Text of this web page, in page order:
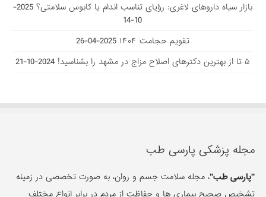
بازار سیاه داروهای لاغری: رؤیای تناسب اندام یا کابوس سلامتی؟
2025-
10-14
تقویم حجامت ۱۴۰۴
2025-04-26
۵ تا از بهترین دکتر‌های اصلاح مزاج در مشهد را بشناسید!
2024-10-21
مجله پزشکی پارسی طب
"پارسی طب"، مجله سلامت جسم و روان، به صورت تخصصی در زمینه
تشخیص صحیح بیماری ها و حفاظت از مردم در برابر انواع مختلف